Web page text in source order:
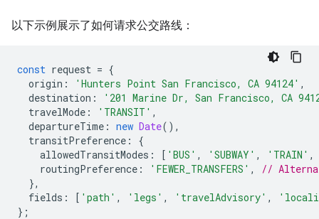
以下示例展示了如何请求公交路线：
const request = {
origin : 'Hunters Point San Francisco, CA 94124' ,
destination :
'201 Marine Dr, San Francisco, CA
travelMode : 'TRANSIT' ,
departureTime : new Date(),
transitPreference :
{
allowedTransitModes : [ 'BUS' , 'SUBWAY' , 'TRAIN' ,
routingPreference : 'FEWER_TRANSFERS' ,
//
},
fields : [ 'path' , 'legs' , 'travelAdvisory' ,
};